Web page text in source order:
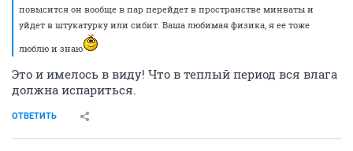
повысится он вообще в пар перейдет в пространстве минваты и
уйдет в штукатурку или сибит. Ваша любимая физика, я ее тоже
люблю и знаю
Это и имелось в виду! Что в теплый период вся влага
должна испариться.
ОТВЕТИТЬ